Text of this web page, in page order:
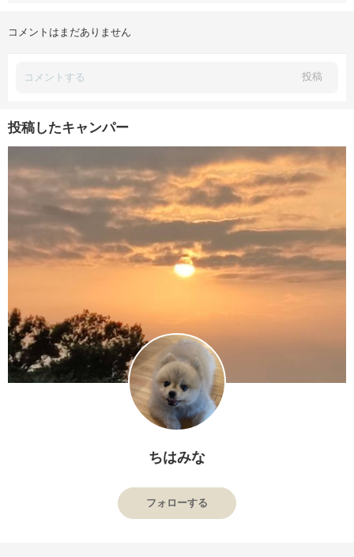
コメントはまだありません
投稿
投稿したキャンパー
ちはみな
フォローする